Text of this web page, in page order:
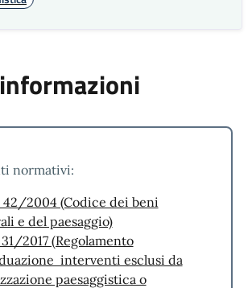
180
monitoraggio
qualità
Urbanistica 2025
normativi:
42/2004 (Codice dei beni
e del paesaggio)
31/2017 (Regolamento
interventi esclusi da
paesaggistica o